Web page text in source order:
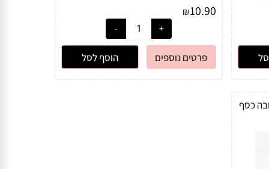
₪10.90
פרטים נוספים הוסף לסל
כסף